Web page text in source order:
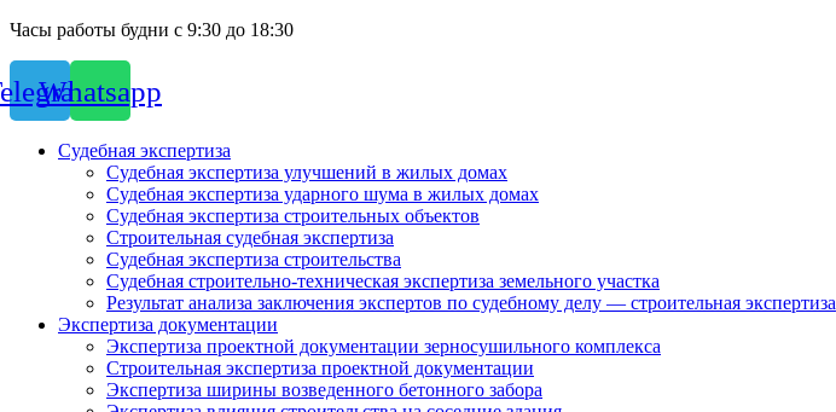
Часы работы будни с 9:30 до 18:30
Whatsapp
Судебная экспертиза
Судебная экспертиза улучшений в жилых домах
Судебная экспертиза ударного шума в жилых домах
Судебная экспертиза строительных объектов
Строительная судебная экспертиза
Судебная экспертиза строительства
Судебная строительно-техническая экспертиза земельного участка
Результат анализа заключения экспертов по судебному делу — строительная экспертиза
Экспертиза документации
Экспертиза проектной документации зерносушильного комплекса
Строительная экспертиза проектной документации
Экспертиза ширины возведенного бетонного забора